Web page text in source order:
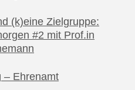
(k)eine Zielgruppe:
#2 mit Prof.in
– Ehrenamt